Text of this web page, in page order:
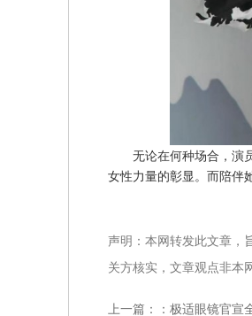
无论在何种场合，演
女性力量的彰显。而陪伴
声明：本网转发此文章，
关方核实，文章观点非本
上一篇：： 极适眼镜官宣